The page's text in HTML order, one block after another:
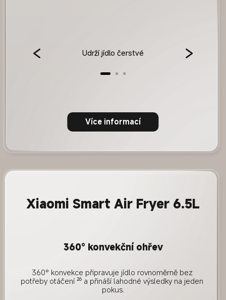
Udrží jídlo čerstvé
Více informací
Xiaomi Smart Air Fryer 6.5L
360° konvekční ohřev
360° konvekce připravuje jídlo rovnoměrně bez
potřeby otáčení ²⁶ a přináší lahodné výsledky na jeden
pokus.